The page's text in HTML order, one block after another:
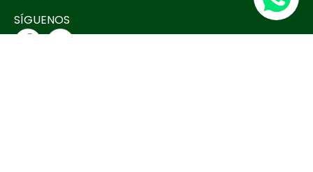
SÍGUENOS